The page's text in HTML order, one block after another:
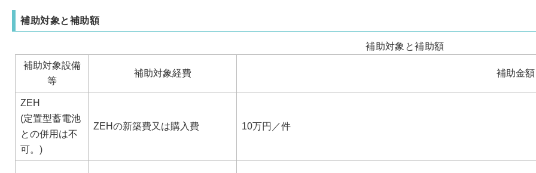
補助対象と補助額
補助対象と補助額
補助対象設備
等
補助対象経費 補助金額
ZEH
(定置型蓄電池
との併用は不
可。)
ZEHの新築費又は購入費 10万円／件